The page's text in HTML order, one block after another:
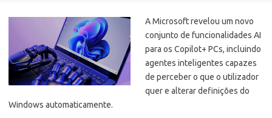
A Microsoft revelou um novo
conjunto de funcionalidades AI
para os Copilot+ PCs, incluindo
agentes inteligentes capazes
de perceber o que o utilizador
quer e alterar definições do
Windows automaticamente.